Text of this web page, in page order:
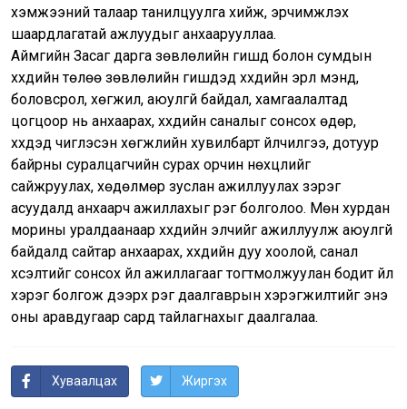
хэмжээний талаар танилцуулга хийж, эрчимжүүлэх
шаардлагатай ажлуудыг анхаарууллаа.
Аймгийн Засаг дарга зөвлөлийн гишүүд болон сумдын
хүүхдийн төлөө зөвлөлийн гишүүдэд хүүхдийн эрүүл мэнд,
боловсрол, хөгжил, аюулгүй байдал, хамгаалалтад
цогцоор нь анхаарах, хүүхдийн саналыг сонсох өдөр,
хүүхдэд чиглэсэн хөгжлийн хувилбарт үйлчилгээ, дотуур
байрны суралцагчийн сурах орчин нөхцлийг
сайжруулах, хөдөлмөр зуслан ажиллуулах зэрэг
асуудалд анхаарч ажиллахыг үүрэг болголоо. Мөн хурдан
морины уралдаанаар хүүхдийн элчийг ажиллуулж аюулгүй
байдалд сайтар анхаарах, хүүхдийн дуу хоолой, санал
хүсэлтийг сонсох үйл ажиллагааг тогтмолжуулан бодит үйл
хэрэг болгож дээрх үүрэг даалгаврын хэрэгжилтийг энэ
оны аравдугаар сард тайлагнахыг даалгалаа.
Хуваалцах Жиргэх